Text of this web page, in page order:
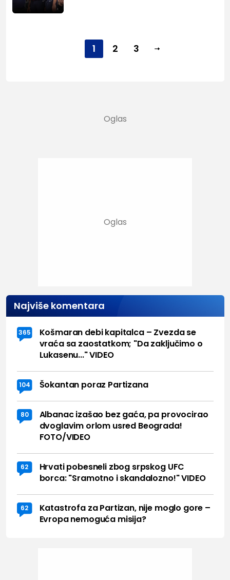
1 2 3
Najviše komentara
365
Košmaran debi kapitalca – Zvezda se
vraća sa zaostatkom; "Da zaključimo o
Lukasenu..." VIDEO
104 Šokantan poraz Partizana
80
Albanac izašao bez gaća, pa provocirao
dvoglavim orlom usred Beograda!
FOTO/VIDEO
62
Hrvati pobesneli zbog srpskog UFC
borca: "Sramotno i skandalozno!" VIDEO
62
Katastrofa za Partizan, nije moglo gore –
Evropa nemoguća misija?